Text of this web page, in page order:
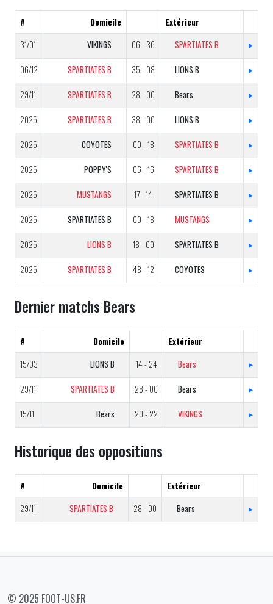
# Domicile
Extérieur
31/01
VIKINGS 06 - 36 SPARTIATES B ▸
06/12 SPARTIATES B 35 - 08 LIONS B ▸
29/11 SPARTIATES B 28 - 00 Bears ▸
2025 SPARTIATES B 38 - 00 LIONS B ▸
2025 COYOTES 00 - 18 SPARTIATES B ▸
2025 POPPY'S 06 - 16 SPARTIATES B ▸
2025 MUSTANGS 17 - 14 SPARTIATES B ▸
2025 SPARTIATES B 00 - 18 MUSTANGS ▸
2025 LIONS B 18 - 00 SPARTIATES B ▸
2025 SPARTIATES B 48 - 12 COYOTES ▸
Dernier matchs Bears
# Domicile
Extérieur
15/03
LIONS B 14 - 24 Bears ▸
29/11 SPARTIATES B 28 - 00 Bears ▸
15/11 Bears 20 - 22 VIKINGS ▸
Historique des oppositions
# Domicile
Extérieur
29/11
SPARTIATES B 28 - 00 Bears ▸
© 2025 FOOT-US.FR